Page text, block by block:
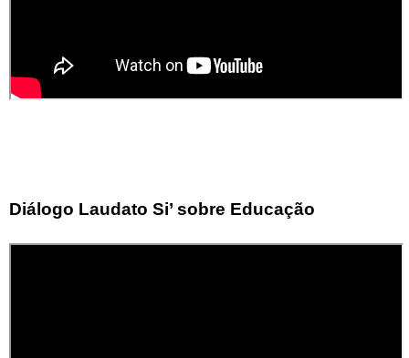
Diálogo Laudato Si’ sobre Educação